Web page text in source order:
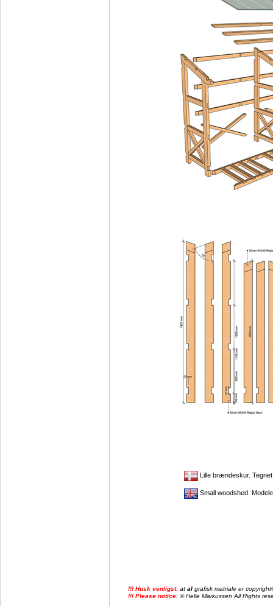
Lille brændeskur.
Small woodshed.
!!! Husk venligst: at al grafisk matriale er
!!! Please notice: © Helle Markussen All Rights